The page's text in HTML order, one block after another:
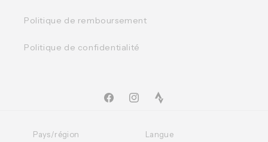
Politique de remboursement
Politique de confidentialité
FacebookInstagramTikTok
Pays/région Langue